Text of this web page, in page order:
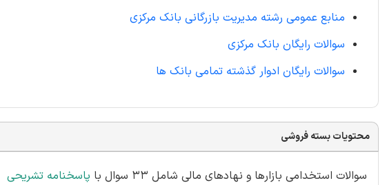
منابع عمومی رشته مدیریت بازرگانی بانک مرکزی
سوالات رایگان بانک مرکزی
سوالات رایگان ادوار گذشته تمامی بانک ها
محتویات بسته فروشی
سوالات استخدامی بازارها و نهادهای مالی شامل 33 سوال با پاسخنامه تشریحی